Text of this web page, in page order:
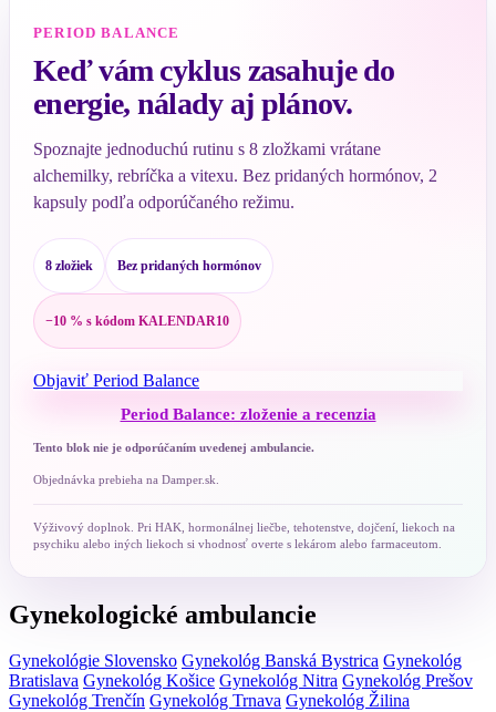
PERIOD BALANCE
Keď vám cyklus zasahuje do
energie, nálady aj plánov.
Spoznajte jednoduchú rutinu s 8 zložkami vrátane
alchemilky, rebríčka a vitexu. Bez pridaných hormónov, 2
kapsuly podľa odporúčaného režimu.
8 zložiek Bez pridaných hormónov
−10 % s kódom KALENDAR10
Objaviť Period Balance
Period Balance: zloženie a recenzia
Tento blok nie je odporúčaním uvedenej ambulancie.
Objednávka prebieha na Damper.sk.
Výživový doplnok. Pri HAK, hormonálnej liečbe, tehotenstve, dojčení, liekoch na
psychiku alebo iných liekoch si vhodnosť overte s lekárom alebo farmaceutom.
Gynekologické ambulancie
Gynekológie Slovensko Gynekológ Banská Bystrica Gynekológ
Bratislava Gynekológ Košice Gynekológ Nitra Gynekológ Prešov
Gynekológ Trenčín Gynekológ Trnava Gynekológ Žilina